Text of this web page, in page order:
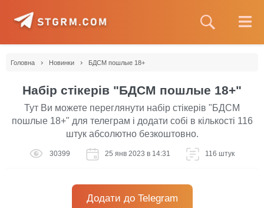
Головна › Новинки › БДСМ пошлые 18+
Набір стікерів "БДСМ пошлые 18+"
Тут Ви можете переглянути набір стікерів "БДСМ
пошлые 18+" для телеграм і додати собі в кількості 116
штук абсолютно безкоштовно.
30399 25 янв 2023 в 14:31 116 штук
Додати до Telegram